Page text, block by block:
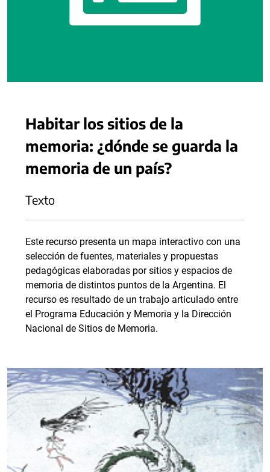
Habitar los sitios de la
memoria: ¿dónde se guarda la
memoria de un país?
Texto
Este recurso presenta un mapa interactivo con una
selección de fuentes, materiales y propuestas
pedagógicas elaboradas por sitios y espacios de
memoria de distintos puntos de la Argentina. El
recurso es resultado de un trabajo articulado entre
el Programa Educación y Memoria y la Dirección
Nacional de Sitios de Memoria.